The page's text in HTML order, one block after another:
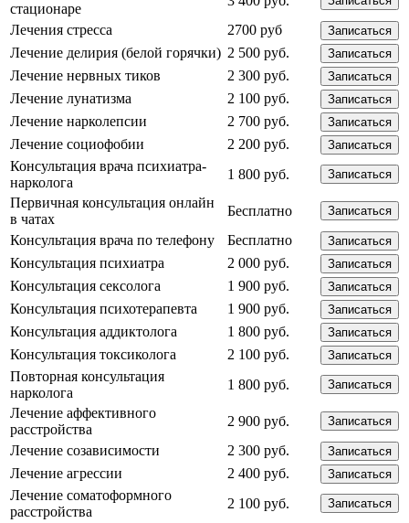
стационаре
Лечения стресса 2700 руб Записаться
Лечение делирия (белой горячки) 2 500 руб. Записаться
Лечение нервных тиков 2 300 руб. Записаться
Лечение лунатизма 2 100 руб. Записаться
Лечение нарколепсии 2 700 руб. Записаться
Лечение социофобии 2 200 руб. Записаться
Консультация врача психиатра-
нарколога
1 800 руб. Записаться
Первичная консультация онлайн
в чатах
Бесплатно Записаться
Консультация врача по телефону Бесплатно Записаться
Консультация психиатра 2 000 руб. Записаться
Консультация сексолога 1 900 руб. Записаться
Консультация психотерапевта 1 900 руб. Записаться
Консультация аддиктолога 1 800 руб. Записаться
Консультация токсиколога 2 100 руб. Записаться
Повторная консультация
нарколога
1 800 руб. Записаться
Лечение аффективного
расстройства
2 900 руб. Записаться
Лечение созависимости 2 300 руб. Записаться
Лечение агрессии 2 400 руб. Записаться
Лечение соматоформного
расстройства
2 100 руб. Записаться